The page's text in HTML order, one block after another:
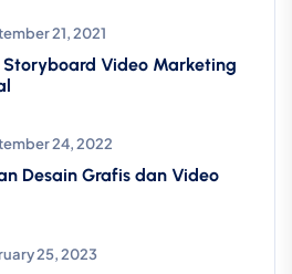
21, 2021
Storyboard Video Marketing
24, 2022
Desain Grafis dan Video
25, 2023